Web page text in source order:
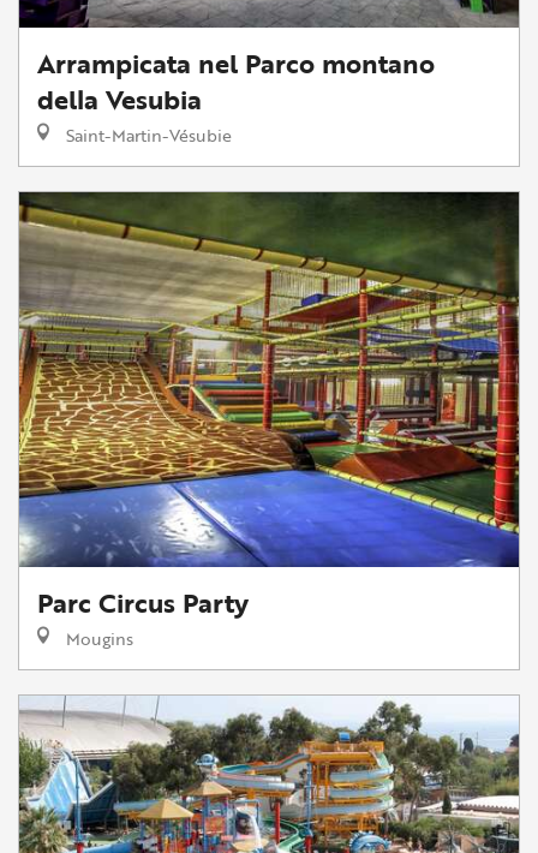
Arrampicata nel Parco montano
della Vesubia
Saint-Martin-Vésubie
Parc Circus Party
Mougins